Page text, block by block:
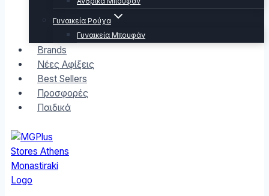
Γυναικεία Ρούχα
Γυναικεία Μπουφάν
Brands
Νέες Αφίξεις
Best Sellers
Προσφορές
Παιδικά